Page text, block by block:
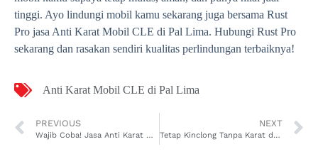
tinggi. Ayo lindungi mobil kamu sekarang juga bersama Rust
Pro jasa Anti Karat Mobil CLE di Pal Lima. Hubungi Rust Pro
sekarang dan rasakan sendiri kualitas perlindungan terbaiknya!
Anti Karat Mobil CLE di Pal Lima
PREVIOUS
Wajib Coba! Jasa Anti Karat Mobil SL-Class di Sungaijawi Dalam dengan Layanan Detail dan Hasil Berkualitas
NEXT
Tetap Kinclong Tanpa Karat dengan Jasa Anti Karat Mobil CLE di Sungaijawi Dalam